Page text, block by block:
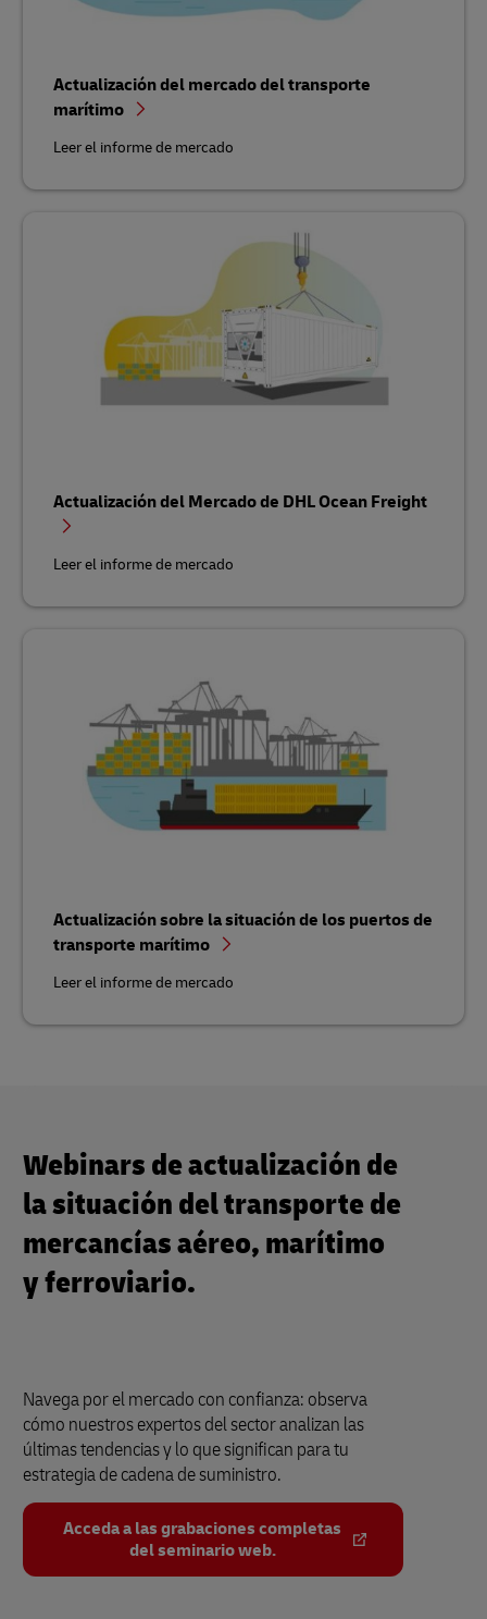
Actualización del mercado del transporte
marítimo
Leer el informe de mercado
Actualización del Mercado de DHL Ocean Freight
Leer el informe de mercado
Actualización sobre la situación de los puertos de
transporte marítimo
Leer el informe de mercado
Webinars de actualización de
la situación del transporte de
mercancías aéreo, marítimo
y ferroviario.
Navega por el mercado con confianza: observa
cómo nuestros expertos del sector analizan las
últimas tendencias y lo que significan para tu
estrategia de cadena de suministro.
Acceda a las grabaciones completas
del seminario web.